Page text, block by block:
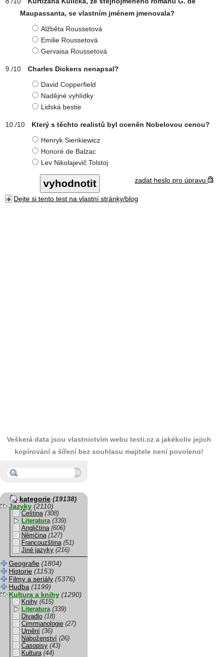
Maupassanta, se vlastním jménem jmenovala?
Alžběta Roussetová
Emilie Roussetová
Gervaisa Roussetová
Charles Dickens nenapsal?
David Copperfield
Nadějné vyhlídky
Lidská bestie
Který s těchto realistů byl oceněn Nobelovou cenou?
Henryk Sienkiewicz
Honoré de Balzac
Lev Nikolajevič Tolstoj
zadat heslo pro úpravu
Dejte si tento test na vlastní stránky/blog
Veškerá data jsou vlastnictvím webu testi.cz a jakékoliv jejich
kopírování a šíření bez souhlasu majitele není povoleno!
kategorie (19138)
Jazyky (2110)
Čeština (308)
Literatura (339)
Angličtina (606)
Němčina (127)
Francouzština (51)
Jiné jazyky (216)
Geografie (1804)
Historie (1153)
Filmy a seriály (5376)
Hudba (1199)
Kultura a knihy (1290)
Knihy (615)
Literatura (339)
Divadlo (18)
Cimrmanologie (27)
Umění (36)
Náboženství (26)
Časopisy (43)
Kultura (44)